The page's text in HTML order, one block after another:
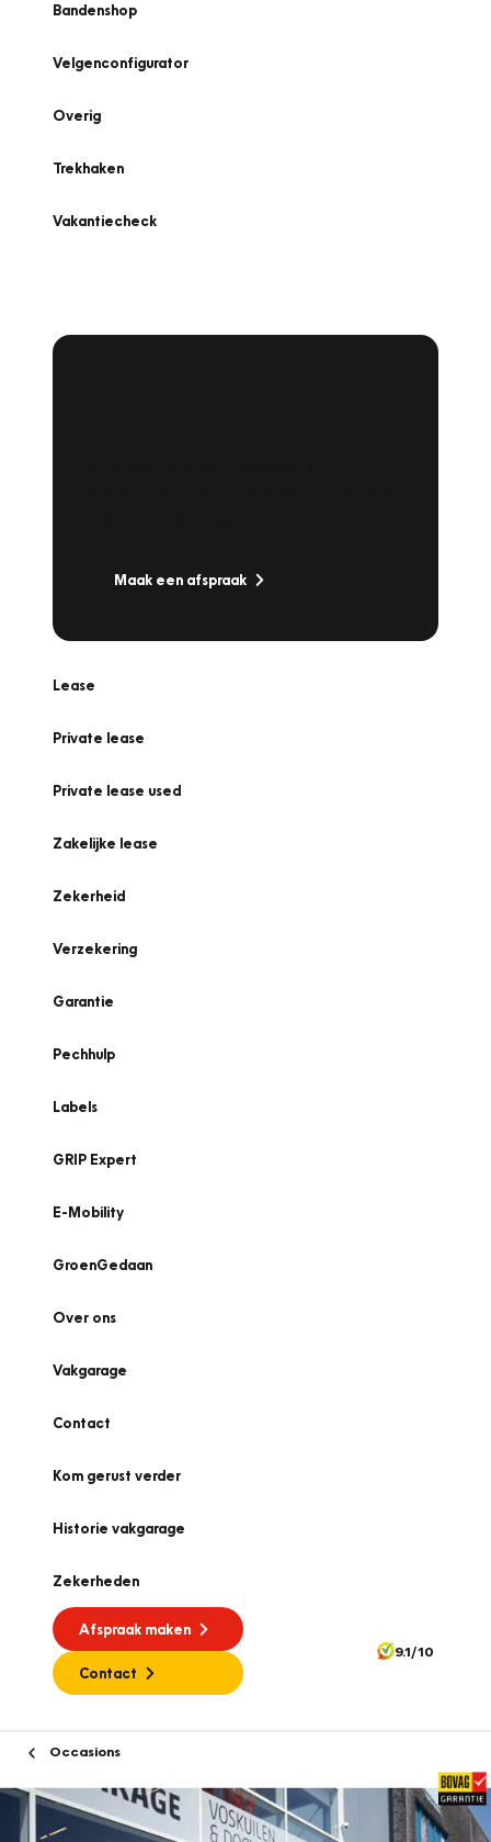
Bandenshop
Velgenconfigurator
Overig
Trekhaken
Vakantiecheck
Maak een afspraak
Lease
Private lease
Private lease used
Zakelijke lease
Zekerheid
Verzekering
Garantie
Pechhulp
Labels
GRIP Expert
E-Mobility
GroenGedaan
Over ons
Vakgarage
Contact
Kom gerust verder
Historie vakgarage
Zekerheden
Afspraak maken
Contact
9.1/10
Occasions